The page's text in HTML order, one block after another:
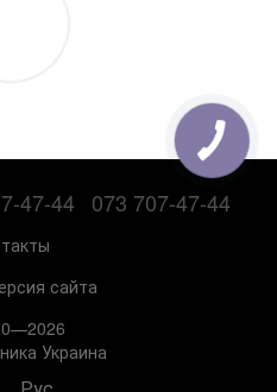
47-44 073 707-47-44
сайта
Украина